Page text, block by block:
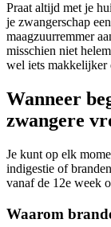
Praat altijd met je
je zwangerschap
maagzuurremmer
misschien niet
wel iets makkelijker
Wanneer
zwangere
Je kunt op elk
indigestie of
vanaf de 12e week
Waarom